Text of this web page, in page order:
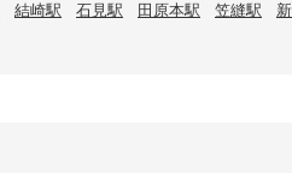
結崎駅 石見駅 田原本駅 笠縫駅